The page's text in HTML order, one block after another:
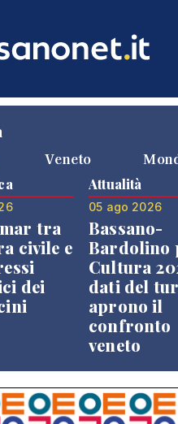
Veneto
tra
civile e
dei
Attualità
05 ago 2026
Bassano-
Bardolino
Cultura
dati del
aprono il
confronto
veneto